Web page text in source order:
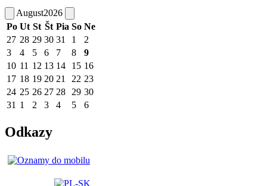
August2026
Po Ut St Št Pia So Ne
27 28 29 30 31 1
2
3
4 5 6 7 8
9
10 11 12 13 14 15 16
17 18 19 20 21 22 23
24 25 26 27 28 29 30
31 1 2 3 4 5 6
Odkazy